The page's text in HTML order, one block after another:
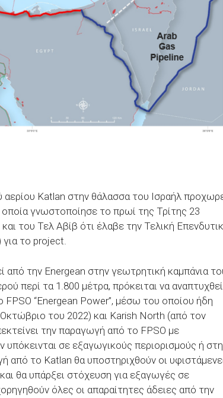
Katlan στην θάλασσα του Ισραήλ
του Τελ Αβίβ ότι έλαβε την Τελική
το project.
από την Energean στην γεωτρητική καμπάνια
περί τα 1.800 μέτρα, πρόκειται να αναπτυχθεί
“Energean Power”, μέσω του οποίου ήδη
του 2022) και Karish North (από τον
την παραγωγή από το FPSO με
σε εξαγωγικούς περιορισμούς ή
το Katlan θα υποστηριχθούν οι
θα υπάρξει στόχευση για εξαγωγές σε
όλες οι απαραίτητες άδειες από την